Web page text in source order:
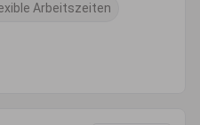
Arbeitszeiten